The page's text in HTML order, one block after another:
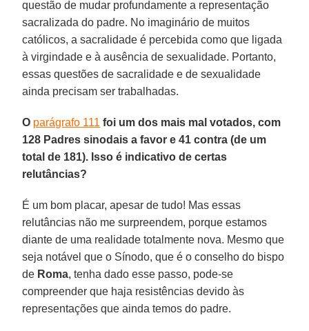
questão de mudar profundamente a representação
sacralizada do padre. No imaginário de muitos
católicos, a sacralidade é percebida como que ligada
à virgindade e à ausência de sexualidade. Portanto,
essas questões de sacralidade e de sexualidade
ainda precisam ser trabalhadas.
O parágrafo 111 foi um dos mais mal votados, com
128 Padres sinodais a favor e 41 contra (de um
total de 181). Isso é indicativo de certas
relutâncias?
É um bom placar, apesar de tudo! Mas essas
relutâncias não me surpreendem, porque estamos
diante de uma realidade totalmente nova. Mesmo que
seja notável que o Sínodo, que é o conselho do bispo
de Roma, tenha dado esse passo, pode-se
compreender que haja resistências devido às
representações que ainda temos do padre.